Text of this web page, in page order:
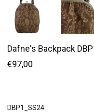
Dafne's Backpack
€97,00
DBP1_SS24